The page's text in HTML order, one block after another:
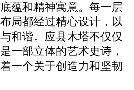
蕴和精神寓意。每一层
局都经过精心设计，以
和谐。应县木塔不仅仅
一部立体的艺术史诗，
一个关于创造力和坚韧